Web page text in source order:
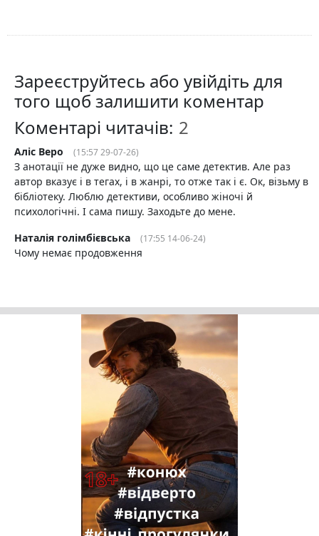
Зареєструйтесь або увійдіть для
того щоб залишити коментар
Коментарі читачів:
Аліс Веро (15:57 29-07-26)
З анотації не дуже видно, що це саме детектив. Але раз
автор вказує і в тегах, і в жанрі, то отже так і є. Ок, візьму в
бібліотеку. Люблю детективи, особливо жіночі й
психологічні. І сама пишу. Заходьте до мене.
Наталія голімбієвська
(17:55 14-06-24)
Чому немає продовження